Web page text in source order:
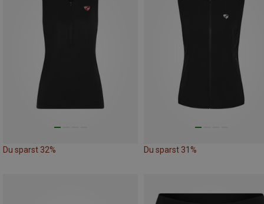
Du sparst 32% Du sparst 31%